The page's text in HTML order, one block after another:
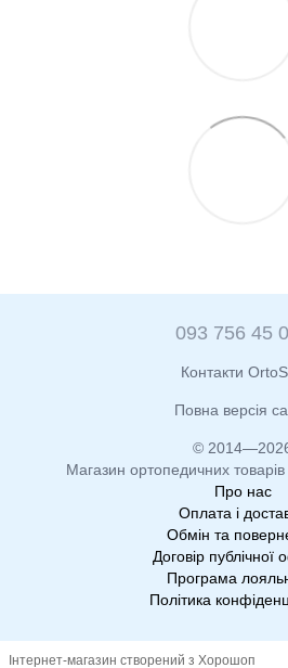
093 756 45
Контакти
Повна версія
©
Магазин ортопедичних
Про нас
Оплата і
Обмін та
Договір публічної
Програма
Політика
Інтернет-магазин створений з Хорошоп